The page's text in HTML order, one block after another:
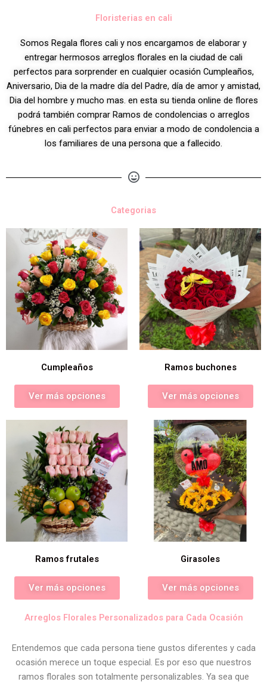
Floristerias en cali
Somos Regala flores cali y nos encargamos de elaborar y
entregar hermosos arreglos florales en la ciudad de cali
perfectos para sorprender en cualquier ocasión Cumpleaños,
Aniversario, Dia de la madre día del Padre, día de amor y amistad,
Dia del hombre y mucho mas. en esta su tienda online de flores
podrá también comprar Ramos de condolencias o arreglos
fúnebres en cali perfectos para enviar a modo de condolencia a
los familiares de una persona que a fallecido.
Categorias
Cumpleaños
Ver más opciones
Ramos buchones
Ver más opciones
Ramos frutales
Ver más opciones
Girasoles
Ver más opciones
Arreglos Florales Personalizados para Cada Ocasión
Entendemos que cada persona tiene gustos diferentes y cada
ocasión merece un toque especial. Es por eso que nuestros
ramos florales son totalmente personalizables. Ya sea que